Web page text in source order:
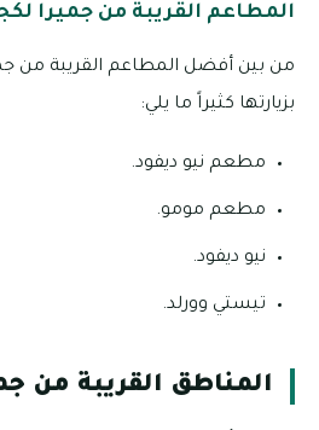
المطاعم القريبة من جميرا
من بين أفضل المطاعم القريبة من
بزيارتها كثيراً ما يلي:
مطعم نيو ديفود.
مطعم مومو.
نيو ديفود.
تيستي وورلد.
المناطق القريبة من